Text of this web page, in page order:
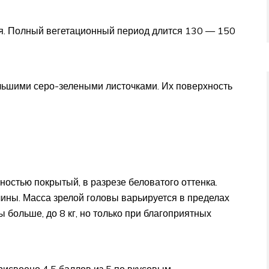
Полный вегетационный период длится 130 — 150
серо-зелеными листочками. Их поверхность
покрытый, в разрезе беловатого оттенка.
Масса зрелой головы варьируется в пределах
до 8 кг, но только при благоприятных